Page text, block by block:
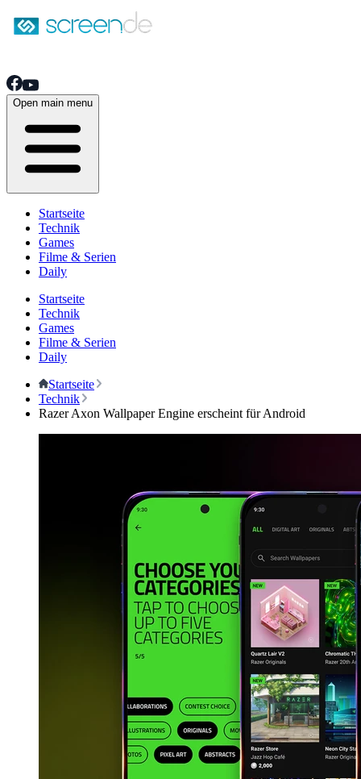
Open main menu
Startseite
Technik
Games
Filme & Serien
Daily
Startseite
Technik
Games
Filme & Serien
Daily
Startseite
Technik
Razer Axon Wallpaper Engine erscheint für Android